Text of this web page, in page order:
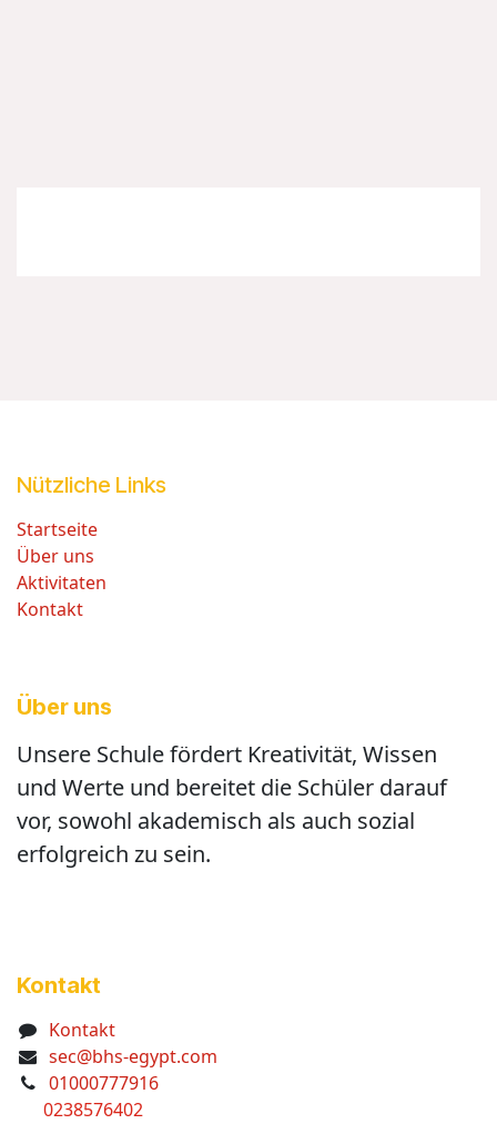
Nützliche Links
Startseite
Über uns
Aktivitaten
Kontakt
Über uns
Unsere Schule fördert Kreativität, Wissen
und Werte und bereitet die Schüler darauf
vor, sowohl akademisch als auch sozial
erfolgreich zu sein.
Kontakt
Kontakt
sec@bhs-egypt.com
01000777916
0238576402